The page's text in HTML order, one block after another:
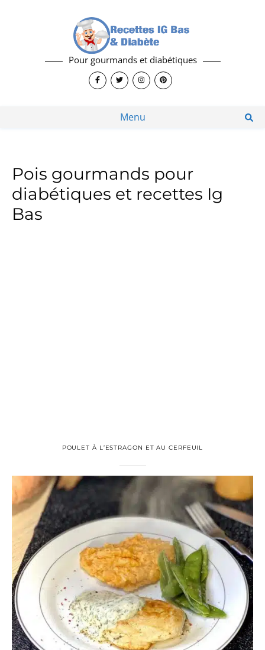
Pour gourmands et diabétiques
Menu
Pois gourmands pour
diabétiques et recettes Ig
Bas
POULET À L’ESTRAGON ET AU CERFEUIL